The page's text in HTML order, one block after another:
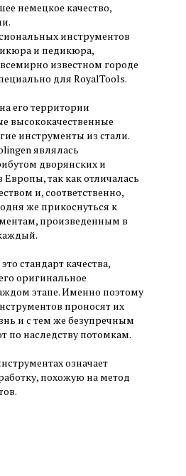
немецкое качество,
инструментов
и педикюра,
известном городе
для RoyalTools.
его территории
высококачественные
инструменты из стали.
являлась
дворянских и
так как отличалась
и, соответственно,
же прикоснуться к
произведенным в
стандарт качества,
оригинальное
этапе. Именно поэтому
проносят их
и с тем же безупречным
по наследству потомкам.
означает
похожую на метод